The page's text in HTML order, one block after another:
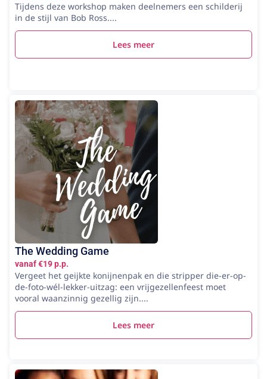
Tijdens deze workshop maken deelnemers een schilderij
in de stijl van Bob Ross....
Lees meer
The Wedding Game
vanaf €19 p.p.
Vergeet het geijkte konijnenpak en die stripper die-er-op-
de-foto-wél-lekker-uitzag: een vrijgezellenfeest moet
vooral waanzinnig gezellig zijn....
Lees meer